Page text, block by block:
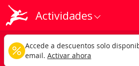
Actividades
carretera de renera nº 3 (a 45 min
madrid)
Cualquier tipo Cualquier fecha
Accede a descuentos solo
email. Activar ahora